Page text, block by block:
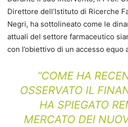
Direttore dell’Istituto di Ricerche
Negri, ha sottolineato come le
attuali del settore farmaceutico
con l’obiettivo di un accesso equo
“COME HA
OSSERVATO IL
HA SPIEGATO
MERCATO DEI